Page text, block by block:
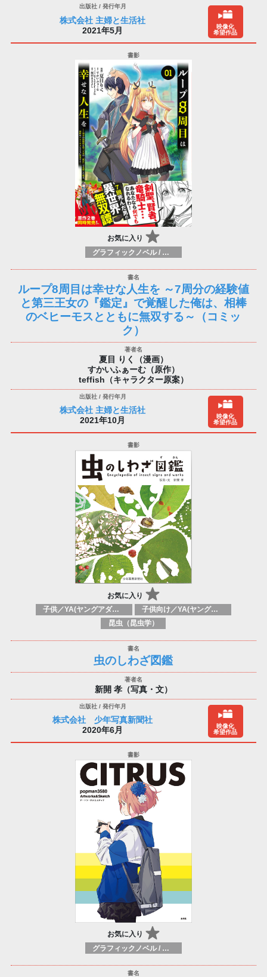
株式会社 主婦と生活社
2021年5月
映像化
希望作品
お気に入り
グラフィックノベル / コミックブック / 漫画：スタイル / 伝統
ループ8周目は幸せな人生を ～7周分の経験値
と第三王女の『鑑定』で覚醒した俺は、相棒
のベヒーモスとともに無双する～（コミッ
ク）
夏目 りく（漫画）
すかいふぁーむ（原作）
teffish（キャラクター原案）
株式会社 主婦と生活社
2021年10月
映像化
希望作品
お気に入り
子供／YA(ヤングアダルト)向け参考図書(レファレンスブック)：絵辞典
子供向け／YA(ヤングアダルト)向け一般：自然、動物、自然界
昆虫（昆虫学）
虫のしわざ図鑑
新開 孝（写真・文）
株式会社 少年写真新聞社
2020年6月
映像化
希望作品
お気に入り
グラフィックノベル / コミックブック / 漫画：スタイル / 伝統